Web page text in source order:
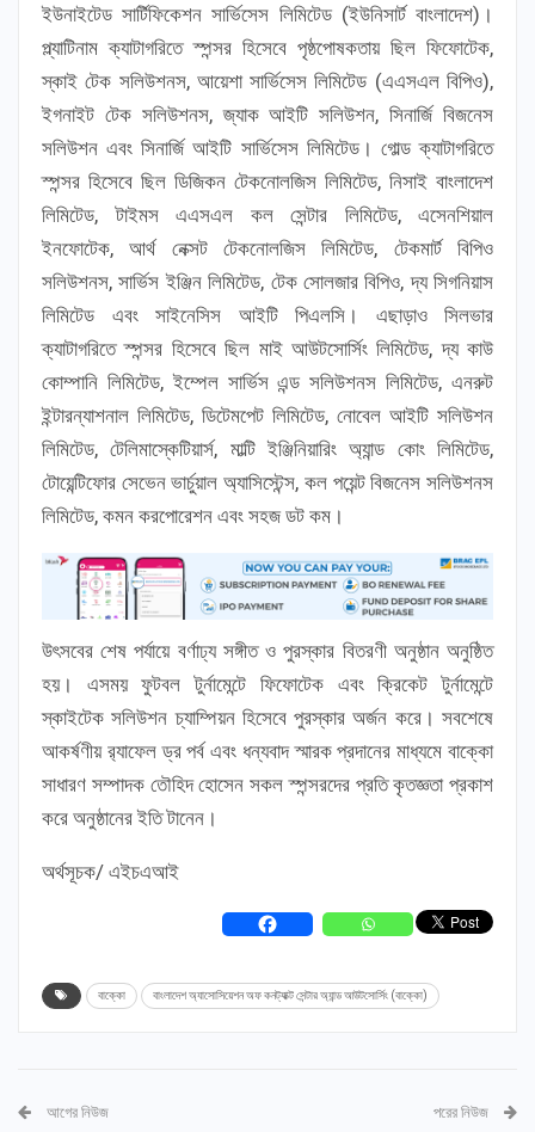
ইউনাইটেড সার্টিফিকেশন সার্ভিসেস লিমিটেড (ইউনিসার্ট বাংলাদেশ)।
প্ল্যাটিনাম ক্যাটাগরিতে স্পন্সর হিসেবে পৃষ্ঠপোষকতায় ছিল ফিফোটেক,
স্কাই টেক সলিউশনস, আয়েশা সার্ভিসেস লিমিটেড (এএসএল বিপিও),
ইগনাইট টেক সলিউশনস, জ্যাক আইটি সলিউশন, সিনার্জি বিজনেস
সলিউশন এবং সিনার্জি আইটি সার্ভিসেস লিমিটেড। গোল্ড ক্যাটাগরিতে
স্পন্সর হিসেবে ছিল ডিজিকন টেকনোলজিস লিমিটেড, নিসাই বাংলাদেশ
লিমিটেড, টাইমস এএসএল কল সেন্টার লিমিটেড, এসেনশিয়াল
ইনফোটেক, আর্থ নেক্সট টেকনোলজিস লিমিটেড, টেকমার্ট বিপিও
সলিউশনস, সার্ভিস ইঞ্জিন লিমিটেড, টেক সোলজার বিপিও, দ্য সিগনিয়াস
লিমিটেড এবং সাইনেসিস আইটি পিএলসি। এছাড়াও সিলভার
ক্যাটাগরিতে স্পন্সর হিসেবে ছিল মাই আউটসোর্সিং লিমিটেড, দ্য কাউ
কোম্পানি লিমিটেড, ইম্পেল সার্ভিস এন্ড সলিউশনস লিমিটেড, এনরুট
ইন্টারন্যাশনাল লিমিটেড, ডিটেমপেট লিমিটেড, নোবেল আইটি সলিউশন
লিমিটেড, টেলিমাস্কেটিয়ার্স, মাল্টি ইঞ্জিনিয়ারিং অ্যান্ড কোং লিমিটেড,
টোয়েন্টিফোর সেভেন ভার্চুয়াল অ্যাসিস্টেন্স, কল পয়েন্ট বিজনেস সলিউশনস
লিমিটেড, কমন করপোরেশন এবং সহজ ডট কম।
উৎসবের শেষ পর্যায়ে বর্ণাঢ্য সঙ্গীত ও পুরস্কার বিতরণী অনুষ্ঠান অনুষ্ঠিত
হয়। এসময় ফুটবল টুর্নামেন্টে ফিফোটেক এবং ক্রিকেট টুর্নামেন্টে
স্কাইটেক সলিউশন চ্যাম্পিয়ন হিসেবে পুরস্কার অর্জন করে। সবশেষে
আকর্ষণীয় র‍্যাফেল ড্র পর্ব এবং ধন্যবাদ স্মারক প্রদানের মাধ্যমে বাক্কো
সাধারণ সম্পাদক তৌহিদ হোসেন সকল স্পন্সরদের প্রতি কৃতজ্ঞতা প্রকাশ
করে অনুষ্ঠানের ইতি টানেন।
অর্থসূচক/ এইচএআই
বাক্কো বাংলাদেশ অ্যাসোসিয়েশন অফ কনট্যাক্ট সেন্টার অ্যান্ড আউটসোর্সিং (বাক্কো)
আগের নিউজ পরের নিউজ